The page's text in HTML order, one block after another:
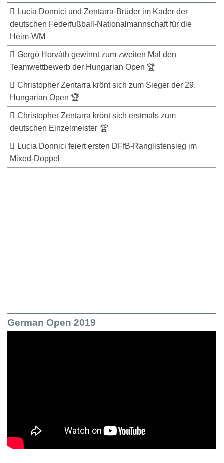
Lucia Donnici und Zentarra-Brüder im Kader der
deutschen Federfußball-Nationalmannschaft für die
Heim-WM
Gergö Horváth gewinnt zum zweiten Mal den
Teamwettbewerb der Hungarian Open 🏆
Christopher Zentarra krönt sich zum Sieger der 29.
Hungarian Open 🏆
Christopher Zentarra krönt sich erstmals zum
deutschen Einzelmeister 🏆
Lucia Donnici feiert ersten DFfB-Ranglistensieg im
Mixed-Doppel
German Open 2019